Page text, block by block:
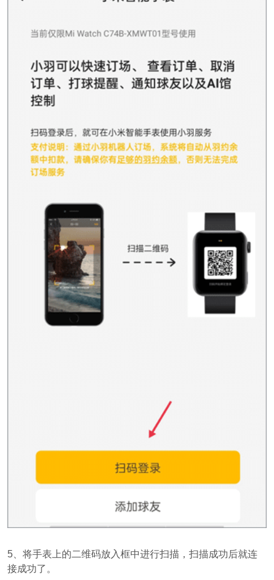
5、将手表上的二维码放入框中进行扫描，扫描成功后就连
接成功了。